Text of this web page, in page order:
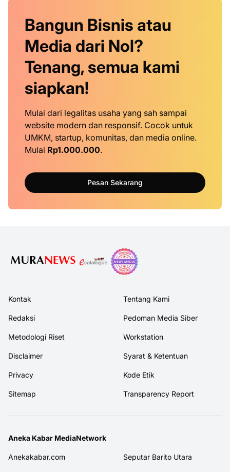
Bangun Bisnis atau
Media dari Nol?
Tenang, semua kami
siapkan!
Mulai dari legalitas usaha yang sah sampai
website modern dan responsif. Cocok untuk
UMKM, startup, komunitas, dan media online.
Mulai Rp1.000.000.
Pesan Sekarang
Kontak Tentang Kami
Redaksi Pedoman Media Siber
Metodologi Riset Workstation
Disclaimer Syarat & Ketentuan
Privacy Kode Etik
Sitemap Transparency Report
Aneka Kabar MediaNetwork
Anekakabar.com Seputar Barito Utara